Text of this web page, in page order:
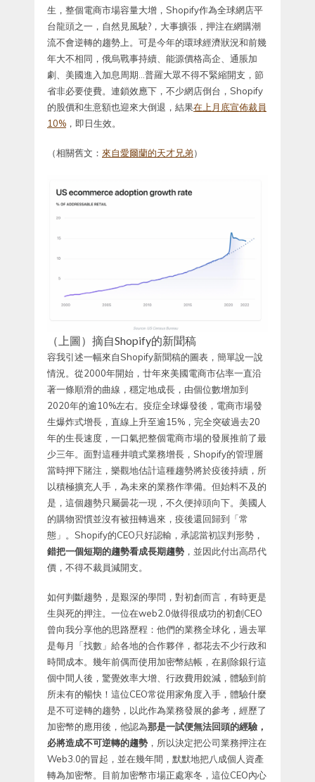
生，整個電商市場容量大增，Shopify作為全球網店平
台龍頭之一，自然見風駛?，大事擴張，押注在網購潮
流不會逆轉的趨勢上。可是今年的環球經濟狀況和前幾
年大不相同，俄烏戰事持續、能源價格高企、通脹加
劇、美國進入加息周期…普羅大眾不得不緊縮開支，節
省非必要使費。連鎖效應下，不少網店倒台，Shopify
的股價和生意額也迎來大倒退，結果在上月底宣佈裁員
10% ，即日生效。
（相關舊文： 來自愛爾蘭的天才兄弟）
（上圖）摘自Shopify的新聞稿
容我引述一幅來自Shopify新聞稿的圖表，簡單說一說
情況。從2000年開始，廿年來美國電商市佔率一直沿
著一條順滑的曲線，穩定地成長，由個位數增加到
2020年的逾10%左右。疫症全球爆發後，電商市場發
生爆炸式增長，直線上升至逾15%，完全突破過去20
年的生長速度，一口氣把整個電商市場的發展推前了最
少三年。面對這種井噴式業務增長，Shopify的管理層
當時押下賭注，樂觀地估計這種趨勢將於疫後持續，所
以積極擴充人手，為未來的業務作準備。但始料不及的
是，這個趨勢只屬曇花一現，不久便掉頭向下。美國人
的購物習慣並沒有被扭轉過來，疫後還回歸到「常
態」。Shopify的CEO只好認輸，承認當初誤判形勢，
錯把一個短期的趨勢看成長期趨勢 ，並因此付出高昂代
價，不得不裁員減開支。
如何判斷趨勢，是艱深的學問，對初創而言，有時更是
生與死的押注。一位在web2.0做得很成功的初創CEO
曾向我分享他的思路歷程：他們的業務全球化，過去單
是每月「找數」給各地的合作夥伴，都花去不少行政和
時間成本。幾年前偶而使用加密幣結帳，在剔除銀行這
個中間人後，驚覺效率大增、行政費用銳減，體驗到前
所未有的暢快！這位CEO常從用家角度入手，體驗什麼
是不可逆轉的趨勢，以此作為業務發展的參考，經歷了
加密幣的應用後，他認為那是一試便無法回頭的經驗，
必將造成不可逆轉的趨勢 ，所以決定把公司業務押注在
Web3.0的冒起，並在幾年間，默默地把八成個人資產
轉為加密幣。目前加密幣市場正處寒冬，這位CEO內心